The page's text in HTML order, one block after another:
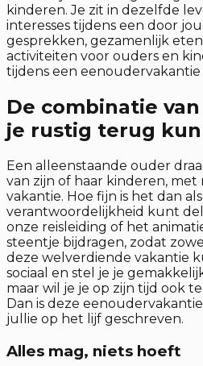
kinderen. Je zit in dezelfde
interesses tijdens een door
gesprekken, gezamenlijk
activiteiten voor ouders en
tijdens een
De combinatie
je rustig terug
Een alleenstaande ouder
van zijn of haar kinderen, met
vakantie. Hoe fijn is het dan
verantwoordelijkheid kunt
onze reisleiding of het
steentje bijdragen, zodat
deze welverdiende vakantie
sociaal en stel je je
maar wil je je op zijn tijd ook
Dan is deze
jullie op het lijf geschreven.
Alles mag, niets hoeft